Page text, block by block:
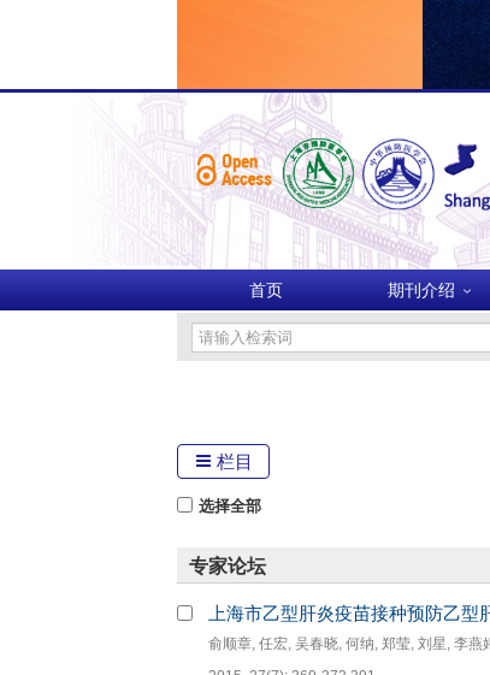
首页 期刊介绍
栏目
选择全部
专家论坛
上海市乙型肝炎疫苗接种预防乙型
俞顺章, 任宏, 吴春晓, 何纳, 郑莹, 刘星, 李燕